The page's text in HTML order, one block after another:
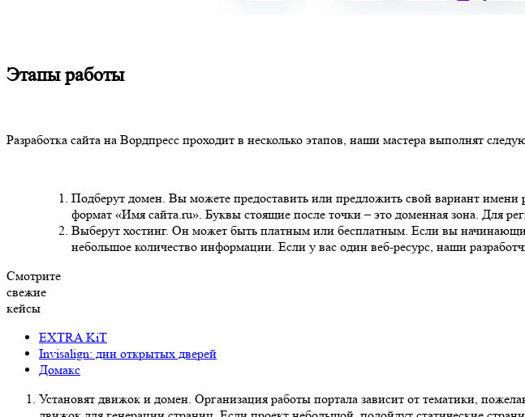
Этапы работы
Разработка сайта на Вордпресс проходит в несколько этапов, наши мастера выполнят
Подберут домен. Вы можете предоставить или предложить свой вариант имени
формат «Имя сайта.ru». Буквы стоящие после точки – это доменная зона. Для
Выберут хостинг. Он может быть платным или бесплатным. Если вы
небольшое количество информации. Если у вас один веб-ресурс, наши
Смотрите
свежие
кейсы
EXTRA KiT
Invisalign: дни открытых дверей
Домакс
Установят движок и домен. Организация работы портала зависит от тематики,